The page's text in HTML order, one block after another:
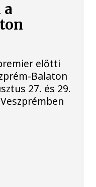
előtti
Balaton
27. és 29.